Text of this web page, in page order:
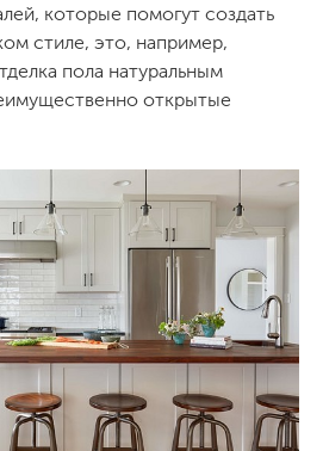
которые помогут создать
стиле, это, например,
пола натуральным
открытые